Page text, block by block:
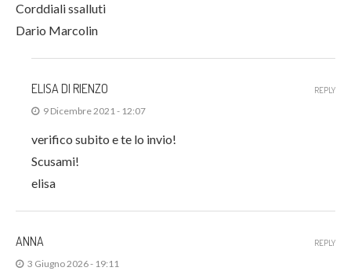
Corddiali ssalluti
Dario Marcolin
ELISA DI RIENZO
9 Dicembre 2021 - 12:07
verifico subito e te lo invio!
Scusami!
elisa
REPLY
ANNA
3 Giugno 2026 - 19:11
REPLY